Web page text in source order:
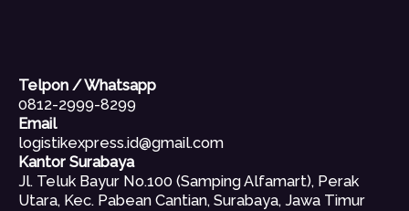
Telpon / Whatsapp
0812-2999-8299
Email
logistikexpress.id@gmail.com
Kantor Surabaya
Jl. Teluk Bayur No.100 (Samping Alfamart), Perak
Utara, Kec. Pabean Cantian, Surabaya, Jawa Timur